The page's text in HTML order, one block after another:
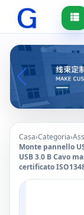
Casa›Categoria›
Monte pannello
USB 3.0 B Cavo
certificato